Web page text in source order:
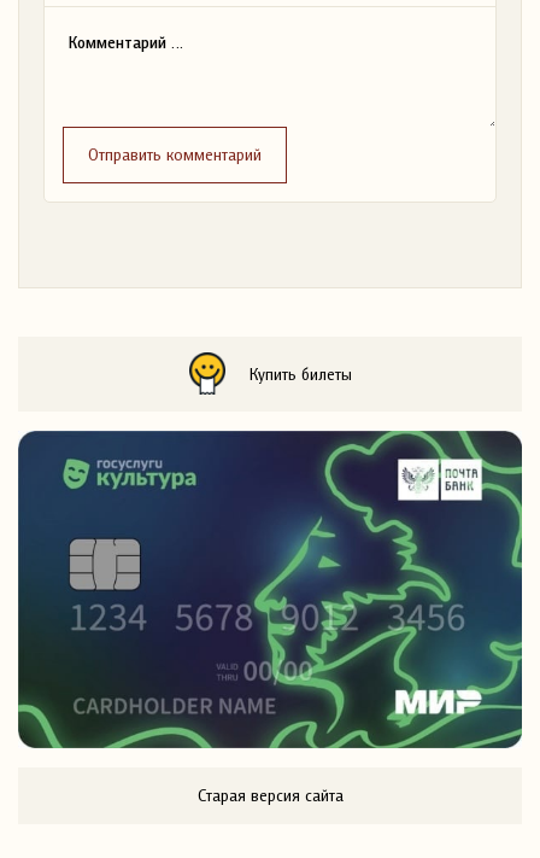
Отправить комментарий
Купить билеты
Старая версия сайта